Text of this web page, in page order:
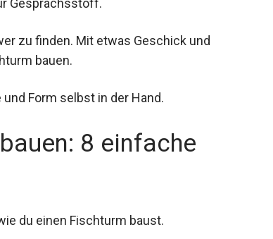
Gesprächsstoff.
zu finden. Mit etwas Geschick und
bauen.
Form selbst in der Hand.
8 einfache
du einen Fischturm baust.